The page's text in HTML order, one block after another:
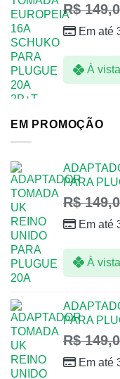
R$
Em até
À vista
EM PROMOÇÃO
PARA
R$
Em até
À vista
PARA
R$
Em até